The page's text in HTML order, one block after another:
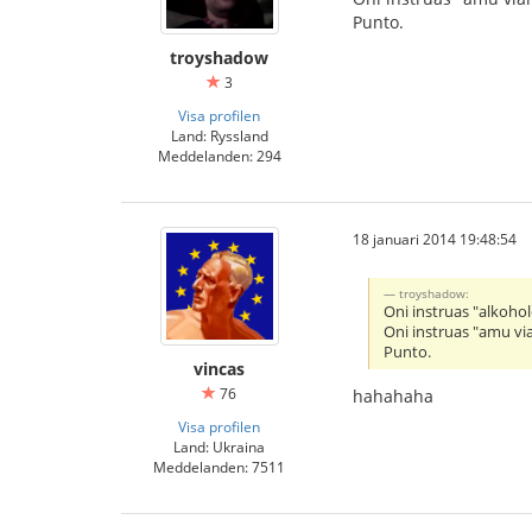
troyshadow
3
Visa profilen
Land: Ryssland
Meddelanden: 294
Punto.
vincas
76
Visa profilen
Land: Ukraina
Meddelanden: 7511
18 januari 2014 19:48:54
troyshadow:
Oni instruas
Oni instruas "amu
Punto.
hahahaha